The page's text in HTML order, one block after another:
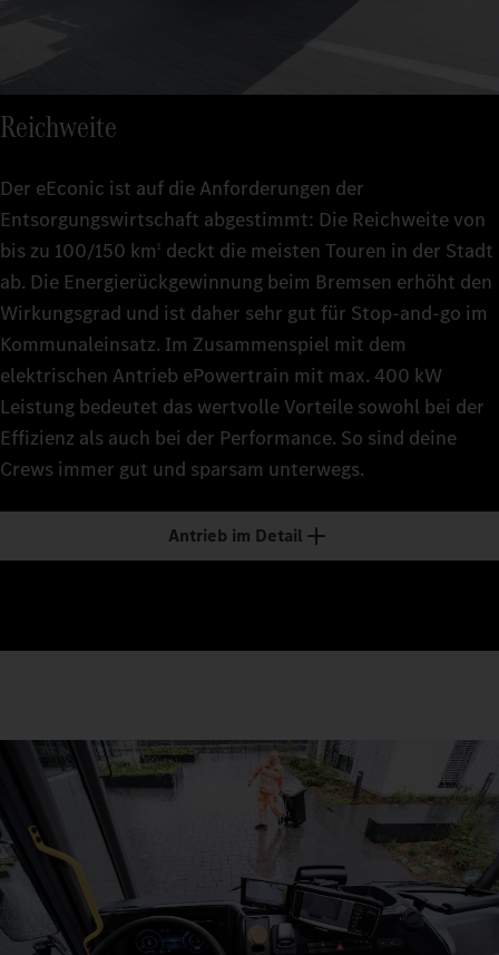
Reichweite
Der eEconic ist auf die Anforderungen der
Entsorgungswirtschaft abgestimmt: Die Reichweite von
bis zu 100/150 km 1 deckt die meisten Touren in der Stadt
ab. Die Energierückgewinnung beim Bremsen erhöht den
Wirkungsgrad und ist daher sehr gut für Stop-and-go im
Kommunaleinsatz. Im Zusammenspiel mit dem
elektrischen Antrieb ePowertrain mit max. 400 kW
Leistung bedeutet das wertvolle Vorteile sowohl bei der
Effizienz als auch bei der Performance. So sind deine
Crews immer gut und sparsam unterwegs.
Antrieb im Detail